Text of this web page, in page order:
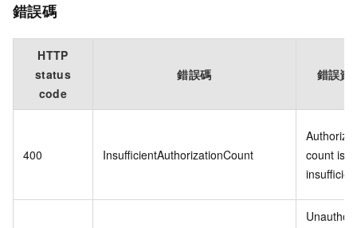
錯誤碼
HTTP
status
code
錯誤碼 錯誤資
400 InsufficientAuthorizationCount
count is